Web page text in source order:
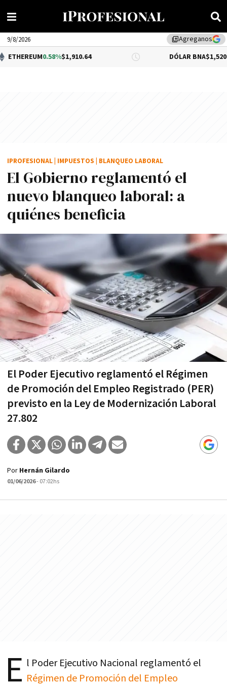
library_addAgreganos
9/8/2026
0.58%$1,910.64 DÓLAR BNA $1,520.00
El Gobierno reglamentó el
nuevo blanqueo laboral: a
quiénes beneficia
El Poder Ejecutivo reglamentó el Régimen
de Promoción del Empleo Registrado (PER)
previsto en la Ley de Modernización Laboral
27.802
IPROFESIONAL IMPUESTOS BLANQUEO LABORAL
Por Hernán Gilardo
01/06/2026- 07:02hs
E l Poder Ejecutivo Nacional reglamentó el
Régimen de Promoción del Empleo